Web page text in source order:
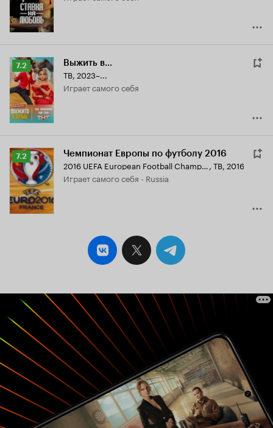
Рейтинг
Кинопоиска
7.2
7.2 Выжить в...
ТВ, 2023–...
играет самого себя
Рейтинг
Кинопоиска
7.2
7.2 Чемпионат Европы по футболу 2016
2016 UEFA European Football Championship, ТВ, 2016
играет самого себя - Russia